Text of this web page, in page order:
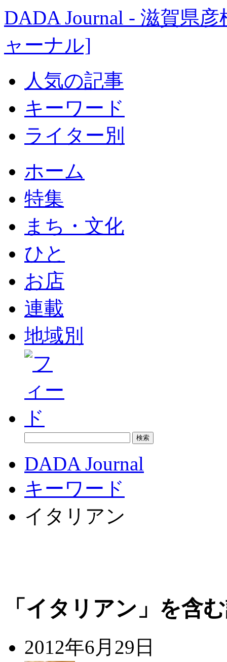
DADA Journal - 滋賀県
ャーナル]
人気の記事
キーワード
ライター別
ホーム
特集
まち・文化
ひと
お店
連載
地域別
DADA Journal
キーワード
イタリアン
「イタリアン」を含
2012年6月29日